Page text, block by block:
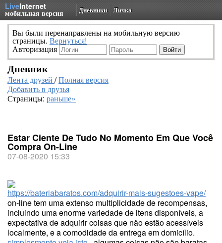
LiveInternet
мобильная версия Дневники Личка
Вы были перенаправлены на мобильную версию
страницы. Вернуться!
Авторизация
Дневник
Лента друзей /Полная версия
Добавить в друзья
Страницы: раньше»
Estar Ciente De Tudo No Momento Em Que Você
Compra On-Line
07-08-2020 15:33
https://bateriabaratos.com/adquirir-mais-sugestoes-vape/
on-line tem uma extenso multiplicidade de recompensas,
incluindo uma enorme variedade de itens disponíveis, a
expectativa de adquirir coisas que não estão acessíveis
localmente, e a comodidade da entrega em domicílio.